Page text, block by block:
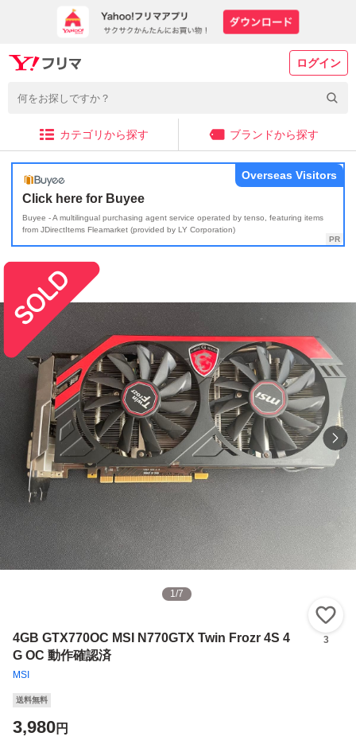
ログイン
カテゴリから探す ブランドから探す
Click here for Buyee
Buyee - A multilingual purchasing agent service operated by tenso, featuring items
from JDirectItems Fleamarket (provided by LY Corporation)
Overseas Visitors
1/7
4GB GTX770OC MSI N770GTX Twin Frozr 4S 4
G OC 動作確認済
MSI
3
送料無料
3,980円